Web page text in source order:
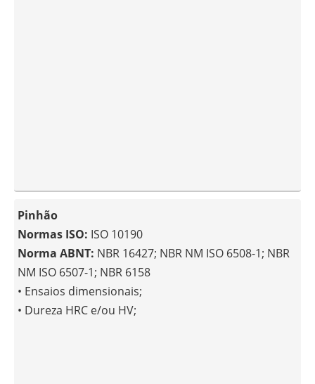
Pinhão
Normas ISO: ISO 10190
Norma ABNT: NBR 16427; NBR NM ISO 6508-1; NBR
NM ISO 6507-1; NBR 6158
• Ensaios dimensionais;
• Dureza HRC e/ou HV;